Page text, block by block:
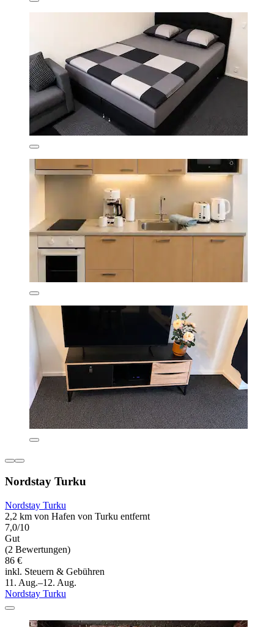
Nordstay Turku
Nordstay Turku
2,2 km von Hafen von Turku entfernt
7,0/10
Gut
(2 Bewertungen)
86 €
inkl. Steuern & Gebühren
11. Aug.–12. Aug.
Nordstay Turku